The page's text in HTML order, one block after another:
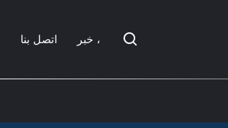
اتصل بنا خبر ،